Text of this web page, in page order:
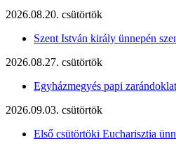
2026.08.20. csütörtök
Szent István király ünnepén
2026.08.27. csütörtök
Egyházmegyés papi zarándoklat
2026.09.03. csütörtök
Első csütörtöki Eucharisztia